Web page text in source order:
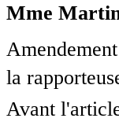
Mme
la
Avant